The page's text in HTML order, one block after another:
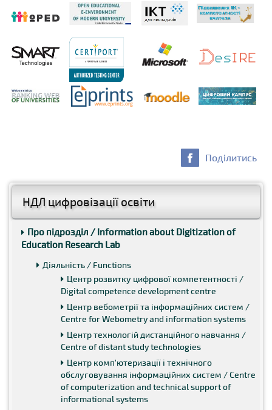
НДЛ цифровізації освіти
Про підрозділ / Information about Digitization of
Education Research Lab
Діяльність / Functions
Центр розвитку цифрової компетентності /
Digital competence development centre
Центр вебометрії та інформаційних систем /
Centre for Webometry and information systems
Центр технологій дистанційного навчання /
Centre of distant study technologies
Центр комп'ютеризації і технічного
обслуговування інформаційних систем / Centre
of computerization and technical support of
informational systems
Поділитись